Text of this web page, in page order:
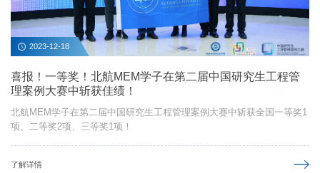
2023-12-18
喜报！一等奖！北航MEM学子在第二届中国研究生工程管
理案例大赛中斩获佳绩！
北航MEM学子在第二届中国研究生工程管理案例大赛中斩获全国一等奖1
项、二等奖2项、三等奖1项！
了解详情